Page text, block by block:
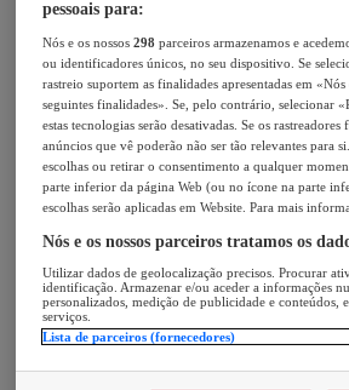
pessoais para:
Nós e os nossos298 parceiros armazenamos e
ou identificadores únicos, no seu dispositivo. Se
rastreio suportem as finalidades apresentadas em
seguintes finalidades». Se, pelo contrário, selecionar
estas tecnologias serão desativadas. Se os
anúncios que vê poderão não ser tão relevantes para
escolhas ou retirar o consentimento a qualquer
parte inferior da página Web (ou no ícone na parte
escolhas serão aplicadas em Website. Para mais
Nós e os nossos parceiros tratamos os
Utilizar dados de geolocalização precisos. Procurar
identificação. Armazenar e/ou aceder a informações
personalizados, medição de publicidade e conteúdos,
serviços.
Lista de parceiros (fornecedores)